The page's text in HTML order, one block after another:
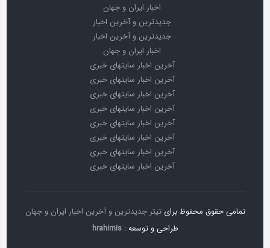
اخبار ایران و جهان
جدیدترین و آخرین اخبار
جدیدترین و آخرین اخبار
اخبار ایران و جهان
آخرین اخبار سایتهای خبری
آخرین اخبار سایتهای خبری
آخرین اخبار سایتهای خبری
آخرین اخبار سایتهای خبری
آخرین اخبار سایتهای خبری
آخرین اخبار سایتهای خبری
آخرین اخبار سایتهای خبری
آخرین اخبار سایتهای خبری
تمامی حقوق محفوظ برای تیتر جدیدترین و آخرین اخبار ایران و جهان
طراحی و توسعه : hrahimis